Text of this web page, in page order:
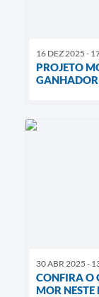
16 DEZ 2025 -
PROJETO
30 ABR 2025 -
CONFIRA O
MOR NESTE